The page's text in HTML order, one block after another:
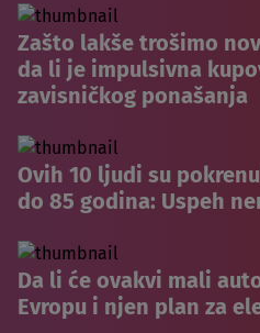
Zašto lakše trošimo
da li je impulsivna
zavisničkog ponašanja
Ovih 10 ljudi su
do 85 godina: Uspeh
Da li će ovakvi mali
Evropu i njen plan za